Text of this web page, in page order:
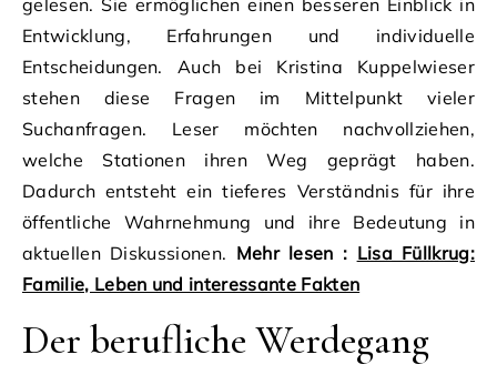
gelesen. Sie ermöglichen einen besseren Einblick in
Entwicklung, Erfahrungen und individuelle
Entscheidungen. Auch bei Kristina Kuppelwieser
stehen diese Fragen im Mittelpunkt vieler
Suchanfragen. Leser möchten nachvollziehen,
welche Stationen ihren Weg geprägt haben.
Dadurch entsteht ein tieferes Verständnis für ihre
öffentliche Wahrnehmung und ihre Bedeutung in
aktuellen Diskussionen. Mehr lesen : Lisa Füllkrug:
Familie, Leben und interessante Fakten
Der berufliche Werdegang